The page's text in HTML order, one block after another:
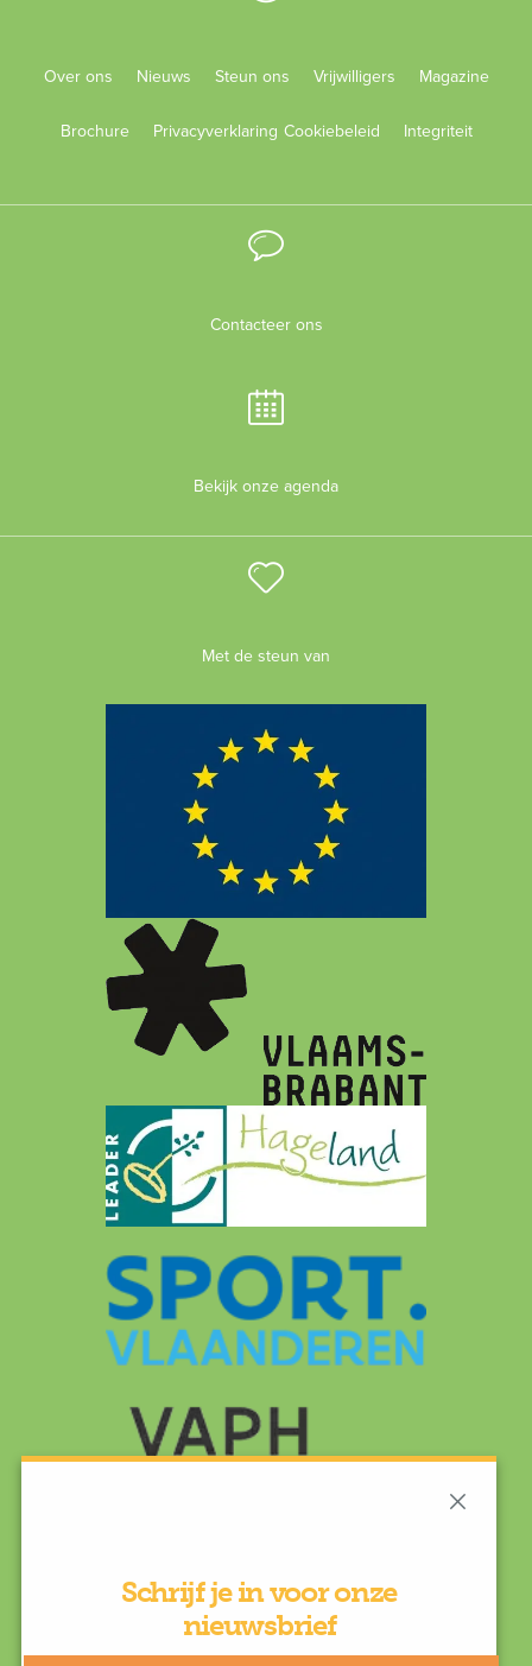
Schrijf je in voor onze
nieuwsbrief
Over ons Nieuws Steun ons Vrijwilligers Magazine
Brochure Privacyverklaring Cookiebeleid Integriteit
Contacteer ons
Bekijk onze agenda
Met de steun van